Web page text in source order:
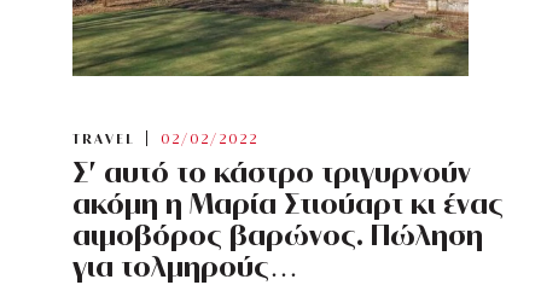
TRAVEL 02/02/2022
Σ’ αυτό το κάστρο τριγυρνούν
ακόμη η Μαρία Στιούαρτ κι ένας
αιμοβόρος βαρώνος. Πώληση
για τολμηρούς…